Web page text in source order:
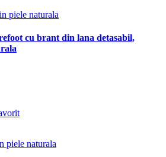
piele naturala
cu brant din lana detasabil,
piele naturala